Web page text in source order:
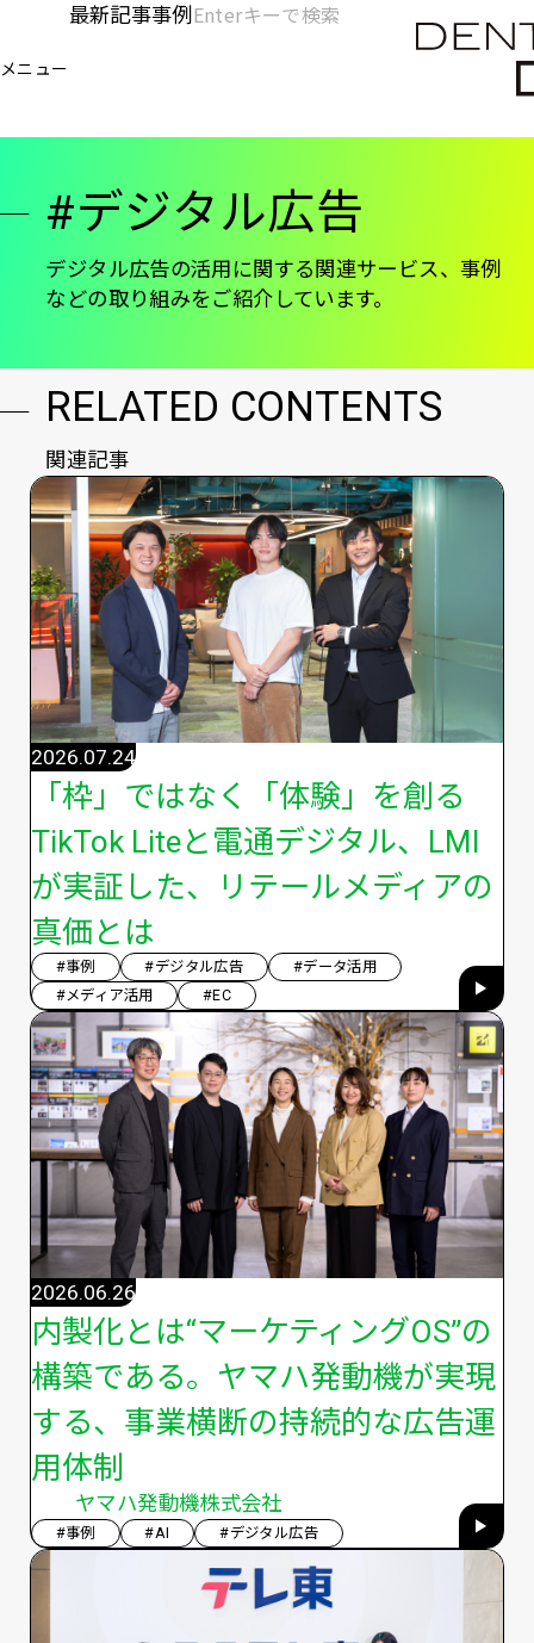
ン
ン
メニュー
[KC]
ー
-
メ
ン
最新記事事例
検
索
#デジタル広告
デジタル広告の活用に関する関連サービス、事例
などの取り組みをご紹介しています。
RELATED CONTENTS
関連記事
「枠」ではなく「体験」を創る
TikTok Liteと電通デジタル、LMI
が実証した、リテールメディアの
真価とは
2026.07.24
#事例 #デジタル広告
#データ活用
#メディア活用
#EC
内製化とは“マーケティングOS”の
構築である。ヤマハ発動機が実現
する、事業横断の持続的な広告運
用体制
ヤマハ発動機株式会社
2026.06.26
#事例 #AI #デジタル広告